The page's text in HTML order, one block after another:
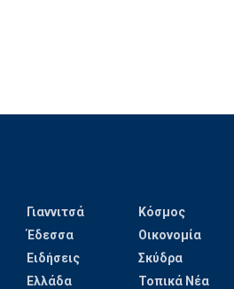
Γιαννιτσά
Έδεσσα
Ειδήσεις
Ελλάδα
Κόσμος
Οικονομία
Σκύδρα
Τοπικά Νέα